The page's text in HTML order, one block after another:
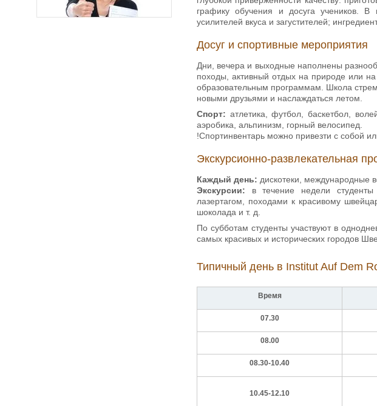
графику обучения и досуга учеников. В
усилителей вкуса и загустителей;
Досуг и спортивные мероприятия
Дни, вечера и выходные наполнены
походы, активный отдых на природе или
образовательным программам. Школа
новыми друзьями и наслаждаться летом.
Спорт: атлетика, футбол, баскетбол,
аэробика, альпинизм, горный велосипед.
!Спортинвентарь можно привезти с собой
Экскурсионно-развлекательная
Каждый день: дискотеки, международные
Экскурсии: в течение недели
лазертагом, походами к красивому
шоколада и т. д.
По субботам студенты участвуют в
самых красивых и исторических городов
Типичный день в Institut Auf Dem
Время
07.30
08.00
08.30-10.40
10.45-12.10